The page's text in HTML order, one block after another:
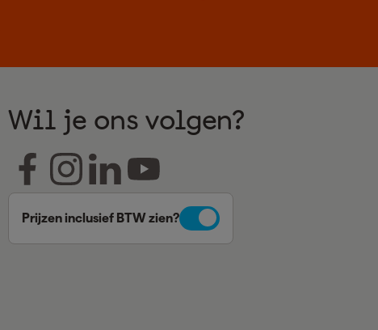
Wil je ons volgen?
Prijzen inclusief BTW zien?